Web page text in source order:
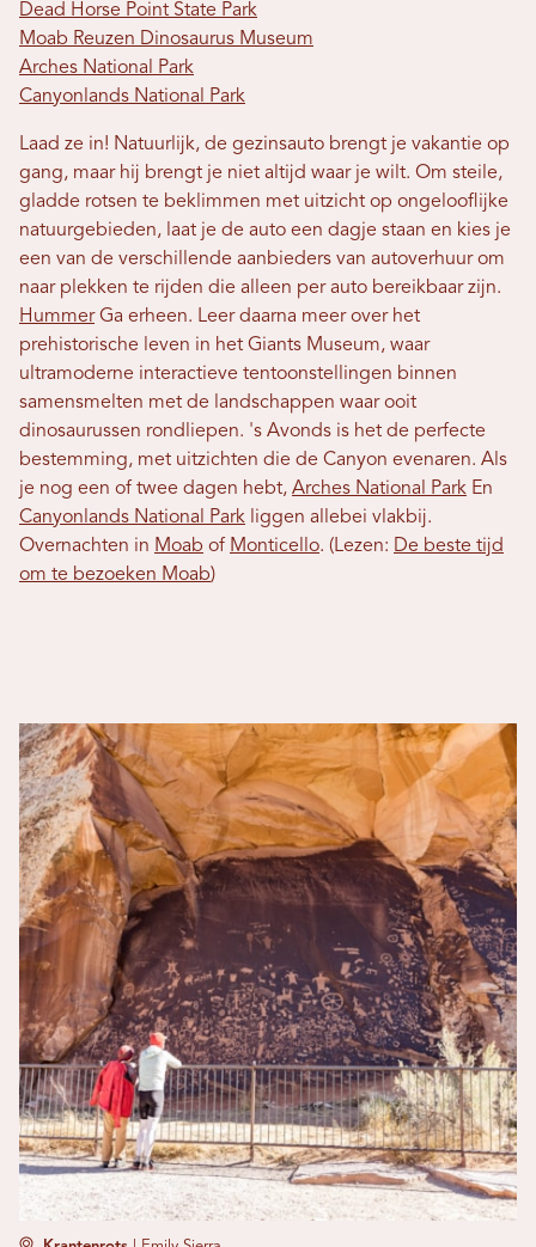
Dead Horse Point State Park
Moab Reuzen Dinosaurus Museum
Arches National Park
Canyonlands National Park
Laad ze in! Natuurlijk, de gezinsauto brengt je vakantie op
gang, maar hij brengt je niet altijd waar je wilt. Om steile,
gladde rotsen te beklimmen met uitzicht op ongelooflijke
natuurgebieden, laat je de auto een dagje staan ​​en kies je
een van de verschillende aanbieders van autoverhuur om
naar plekken te rijden die alleen per auto bereikbaar zijn.
HummerGa erheen. Leer daarna meer over het
prehistorische leven in het Giants Museum, waar
ultramoderne interactieve tentoonstellingen binnen
samensmelten met de landschappen waar ooit
dinosaurussen rondliepen. 's Avonds is het de perfecte
bestemming, met uitzichten die de Canyon evenaren. Als
je nog een of twee dagen hebt, Arches National Park En
Canyonlands National Park liggen allebei vlakbij.
Overnachten in Moab of Monticello. (Lezen: De beste tijd
om te bezoeken Moab)